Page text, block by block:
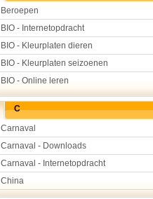
Beroepen
BIO - Internetopdracht
BIO - Kleurplaten dieren
BIO - Kleurplaten seizoenen
BIO - Online leren
C
Carnaval
Carnaval - Downloads
Carnaval - Internetopdracht
China